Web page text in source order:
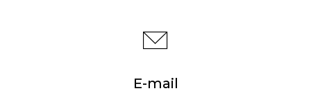
E-mail